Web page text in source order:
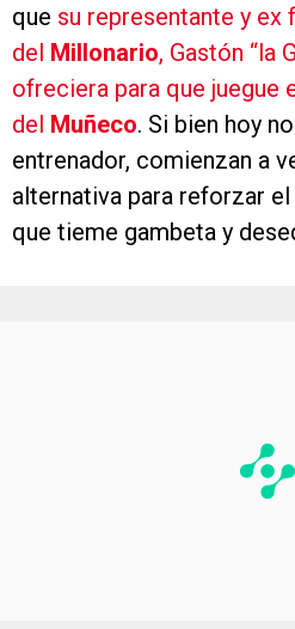
que su representante y ex
del Millonario, Gastón “la
ofreciera para que juegue
del Muñeco. Si bien hoy
entrenador, comienzan a
alternativa para reforzar
que tieme gambeta y